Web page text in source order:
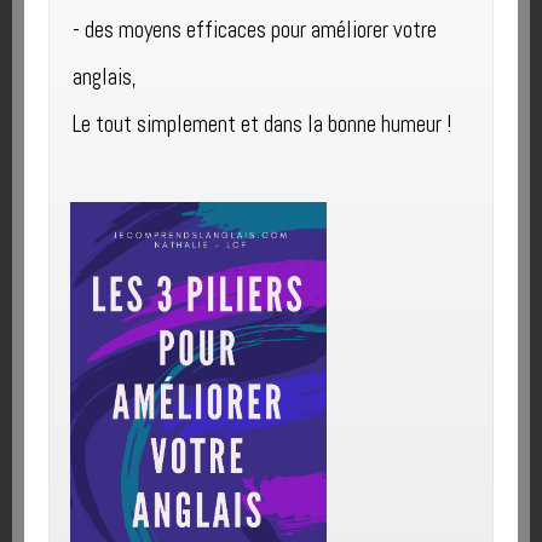
Recevoir le guide
Articles similaires
It’s the first time…
- des moyens ​efficaces pour améliorer votre ​
anglais,
Le tout ​simplement et dans la bonne humeur !